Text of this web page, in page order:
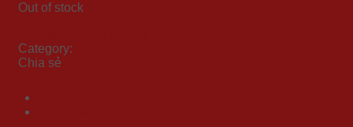
Out of stock
Category:
Chia sẻ